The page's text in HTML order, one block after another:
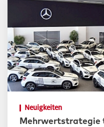
Neuigkeiten
Mehrwertstrategie